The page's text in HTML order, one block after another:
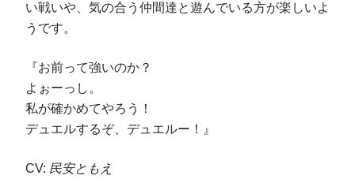
い戦いや、気の合う仲間達と遊んでいる方が楽しいよ
うです。
『お前って強いのか？
よぉーっし。
私が確かめてやろう！
デュエルするぞ、デュエルー！』
CV: 民安ともえ